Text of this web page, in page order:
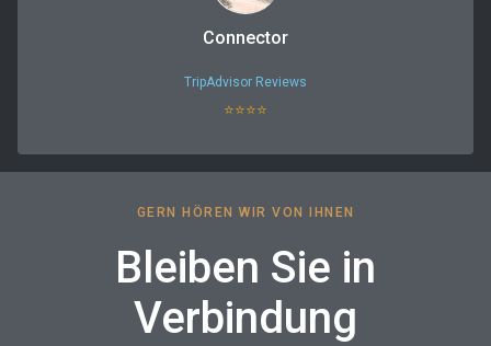
Connector
TripAdvisor Reviews
⭐⭐⭐⭐
GERN HÖREN WIR VON IHNEN
Bleiben Sie in
Verbindung